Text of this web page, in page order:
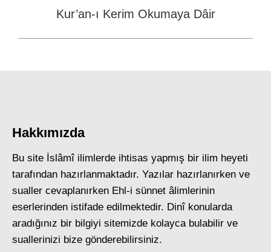
Next
Kur’an-ı Kerim Okumaya Dâir
Hakkımızda
Bu site İslâmî ilimlerde ihtisas yapmış bir ilim heyeti
tarafından hazırlanmaktadır. Yazılar hazırlanırken ve
sualler cevaplanırken Ehl-i sünnet âlimlerinin
eserlerinden istifade edilmektedir. Dinî konularda
aradığınız bir bilgiyi sitemizde kolayca bulabilir ve
suallerinizi bize gönderebilirsiniz.